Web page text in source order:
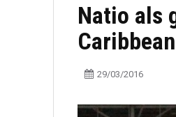
Natio als
29/03/2016